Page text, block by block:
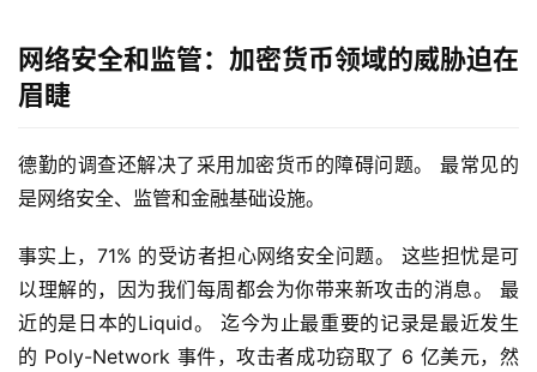
首
网络安全和监管：加密货币领域的威胁迫在
眉睫
德勤的调查还解决了采用加密货币的障碍问题。 最常见的
是网络安全、监管和金融基础设施。
事实上，71% 的受访者担心网络安全问题。 这些担忧是可
以理解的，因为我们每周都会为你带来新攻击的消息。 最
近的是日本的Liquid。 迄今为止最重要的记录是最近发生
的 Poly-Network 事件，攻击者成功窃取了 6 亿美元，然